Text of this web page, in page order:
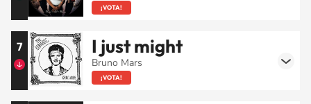
¡VOTA!
7 I just might
Bruno Mars
¡VOTA!